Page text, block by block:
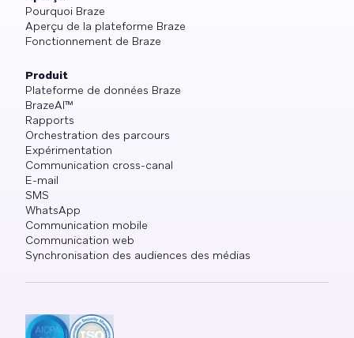
Pourquoi Braze
Aperçu de la plateforme Braze
Fonctionnement de Braze
Produit
Plateforme de données Braze
BrazeAI™
Rapports
Orchestration des parcours
Expérimentation
Communication cross-canal
E-mail
SMS
WhatsApp
Communication mobile
Communication web
Synchronisation des audiences des médias